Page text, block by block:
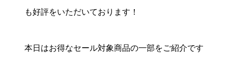
も好評をいただいております！
本日はお得なセール対象商品の一部をご紹介です